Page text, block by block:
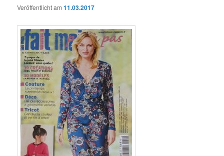
Veröffentlicht am11.03.2017